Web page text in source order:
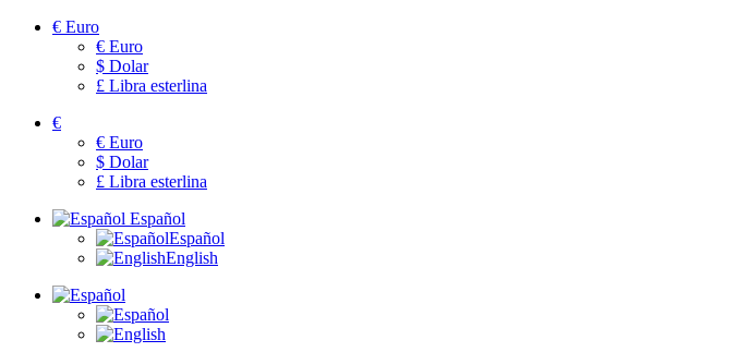
€ Euro
€ Euro
$ Dolar
£ Libra esterlina
€
€ Euro
$ Dolar
£ Libra esterlina
Español
Español
English